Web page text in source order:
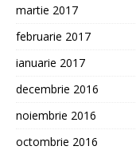
martie 2017
februarie 2017
ianuarie 2017
decembrie 2016
noiembrie 2016
octombrie 2016